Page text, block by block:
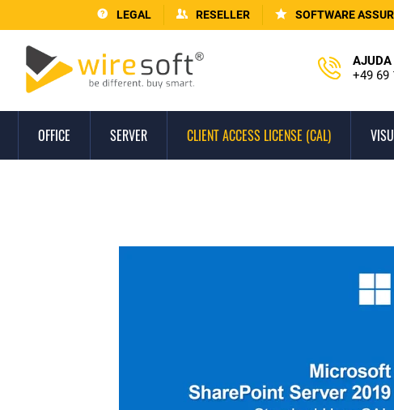
LEGAL RESELLER SOFTWARE
AJUDA
+49 69
OFFICE SERVER CLIENT ACCESS LICENSE (CAL)